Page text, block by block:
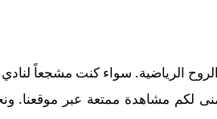
لكم مشاهدة ممتعة عبر